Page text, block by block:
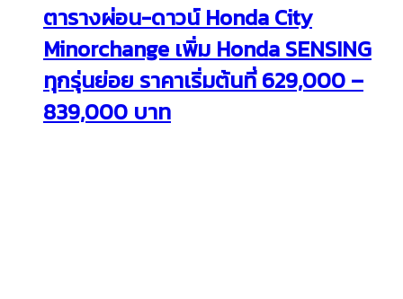
ตารางผ่อน-ดาวน์ Honda City
Minorchange เพิ่ม Honda SENSING
ทุกรุ่นย่อย ราคาเริ่มต้นที่ 629,000 –
839,000 บาท